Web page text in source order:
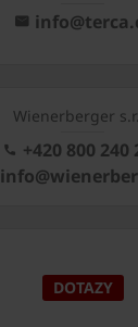
Wienerberger
+420 800 240
DOTAZY